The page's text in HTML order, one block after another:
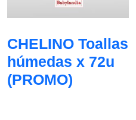
CHELINO Toallas
húmedas x 72u
(PROMO)